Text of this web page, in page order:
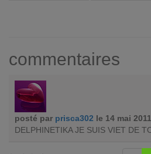
commentaires
posté par prisca302 le 14 mai 2011
DELPHINETIKA JE SUIS VIET DE